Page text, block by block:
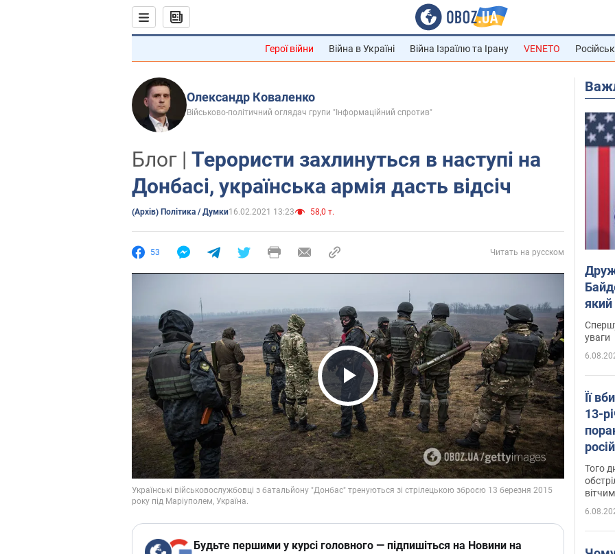
Герої війни Війна в Україні Війна Ізраїлю та Ірану VENETO
Олександр Коваленко
Військово-політичний оглядач групи "Інформаційний спротив"
Блог | Терористи захлинуться в наступі на
Донбасі, українська армія дасть відсіч
(Архів) Політика / Думки16.02.2021 13:23 58,0 т.
53 Читать на русском
Play Video
Будьте першими у курсі головного — підпишіться на Новини на
який
уваги
Її
13-
Того